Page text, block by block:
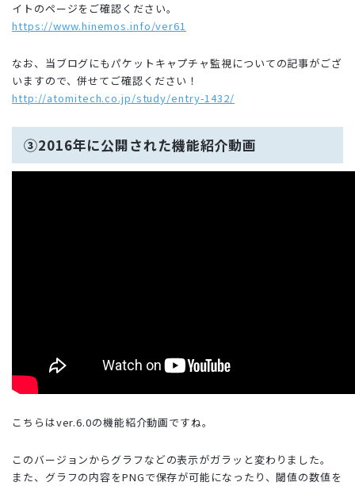
イトのページをご確認ください。
https://www.hinemos.info/ver61
なお、当ブログにもパケットキャプチャ監視についての記事がござ
いますので、併せてご確認ください！
http://atomitech.co.jp/study/entry-1432/
③2016年に公開された機能紹介動画
こちらはver.6.0の機能紹介動画ですね。
このバージョンからグラフなどの表示がガラッと変わりました。
また、グラフの内容をPNGで保存が可能になったり、閾値の数値を